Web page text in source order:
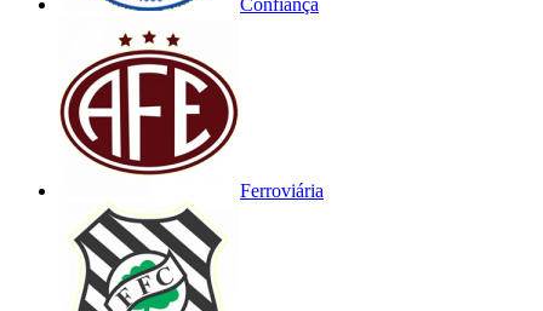
Confiança
Ferroviária